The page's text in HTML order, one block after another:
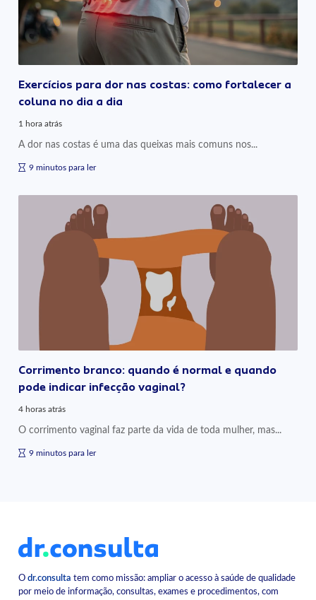
Exercícios para dor nas costas: como fortalecer a
coluna no dia a dia
1 hora atrás
A dor nas costas é uma das queixas mais comuns nos...
9 minutos para ler
Corrimento branco: quando é normal e quando
pode indicar infecção vaginal?
4 horas atrás
O corrimento vaginal faz parte da vida de toda mulher, mas...
9 minutos para ler
Odr.consulta tem como missão: ampliar o acesso à saúde de qualidade
por meio de informação, consultas, exames e procedimentos, com